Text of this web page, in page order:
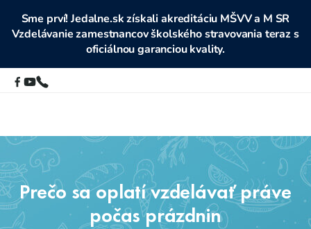
Sme prví! Jedalne.sk získali akreditáciu MŠVV a M SR
Vzdelávanie zamestnancov školského stravovania teraz s
oficiálnou garanciou kvality.
Prečo sa oplatí vzdelávať práve
počas prázdnin